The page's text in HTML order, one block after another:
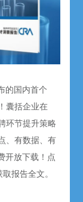
的国内首个
囊括企业在
环节提升策略
、有数据、有
开放下载！点
报告全文。